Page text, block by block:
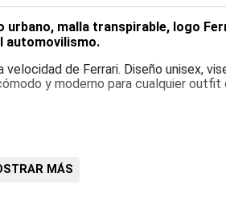
urbano, malla transpirable, logo
automovilismo.
de Ferrari. Diseño unisex,
y moderno para cualquier outfit
MÁS